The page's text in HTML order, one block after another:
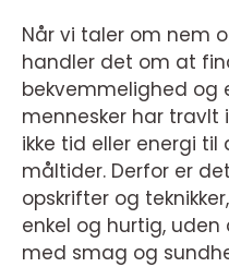
Når vi taler om nem
handler det om at
bekvemmelighed og
mennesker har travlt
ikke tid eller energi
måltider. Derfor er
opskrifter og
enkel og hurtig,
med smag og